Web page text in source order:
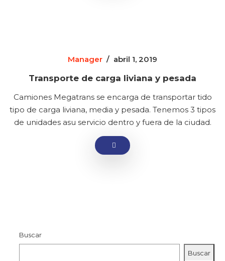
Manager / abril 1, 2019
Transporte de carga liviana y pesada
Camiones Megatrans se encarga de transportar tido
tipo de carga liviana, media y pesada. Tenemos 3 tipos
de unidades asu servicio dentro y fuera de la ciudad.
Buscar
Buscar